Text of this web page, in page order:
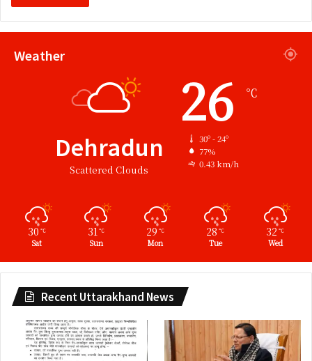
Weather
Dehradun
Scattered Clouds
26 ℃
30º - 24º
77%
0.43 km/h
30 ℃
Sat
31 ℃
Sun
29℃
Mon
28℃
Tue
32℃
Wed
Recent Uttarakhand News